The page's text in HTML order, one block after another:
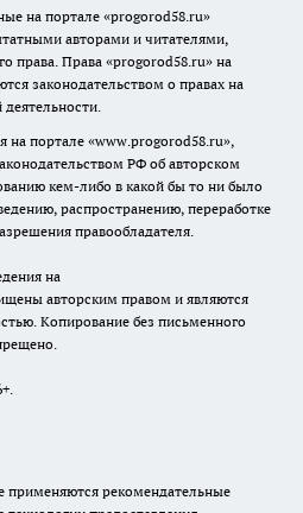
на портале «progorod58.ru»
авторами и читателями,
права. Права «progorod58.ru» на
законодательством о правах на
деятельности.
на портале «www.progorod58.ru»,
РФ об авторском
кем-либо в какой бы то ни было
распространению, переработке
правообладателя.
на
авторским правом и являются
Копирование без письменного
рекомендательные